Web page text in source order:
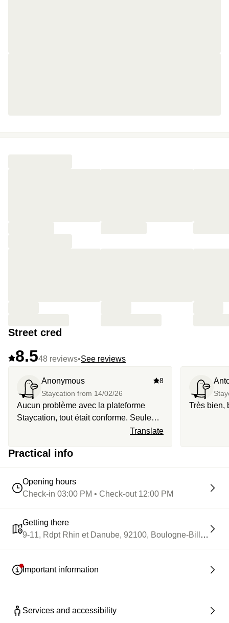
Street cred
8.548 reviews•See reviews
Anonymous
Staycation from 14/02/26
8
Aucun problème avec la plateforme
Staycation, tout était conforme. Seule
petite bémol au niveau de l’hôtel onTranslate
Très bien,
Practical info
Opening hours
Check-in 03:00 PM • Check-out 12:00 PM
Getting there
9-11, Rdpt Rhin et Danube, 92100, Boulogne-Billancourt
Important information
Services and accessibility